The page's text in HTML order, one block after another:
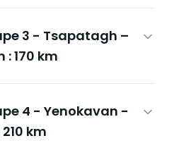
3 - Tsapatagh –
: 170 km
4 - Yenokavan -
km